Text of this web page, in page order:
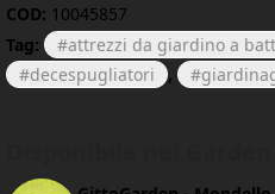
COD: 10045857
Tag:
attrezzi da giardino a
decespugliatori
,